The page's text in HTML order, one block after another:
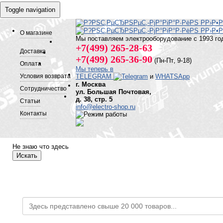
Toggle navigation
О магазине
Доставка
Оплата
Условия возврата
Сотрудничество
Статьи
Контакты
Мы поставляем электрооборудование с 1993
+7(499) 265-28-63
+7(499) 265-36-90 (Пн-Пт‚ 9-18)
Мы теперь в
TELEGRAM
и WHATSApp
г. Москва
ул. Большая Почтовая,
д. 38, стр. 5
info@electro-shop.ru
Не знаю что здесь
Искать